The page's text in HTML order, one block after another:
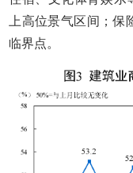
上高位景气区间；
临界点。